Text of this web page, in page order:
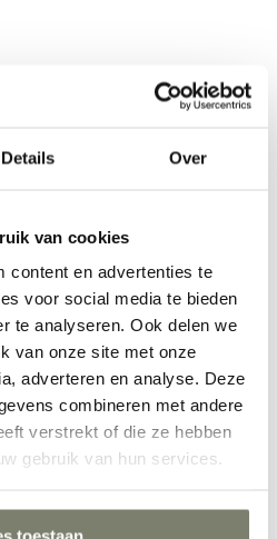
Details Over
van cookies
content en advertenties te
voor social media te bieden
te analyseren. Ook delen we
van onze site met onze
adverteren en analyse. Deze
combineren met andere
verstrekt of die ze hebben
gebruik van hun services.
toestaan